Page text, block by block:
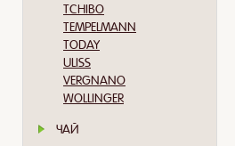
TCHIBO
TEMPELMANN
TODAY
ULISS
VERGNANO
WOLLINGER
ЧАЙ